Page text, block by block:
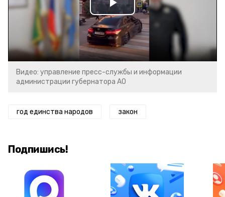
Play
Video
Видео: управление пресс-службы и информации
администрации губернатора АО
год единства народов закон
Подпишись!